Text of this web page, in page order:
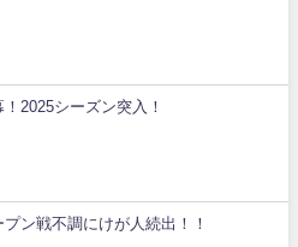
2025シーズン突入！
プン戦不調にけが人続出！！